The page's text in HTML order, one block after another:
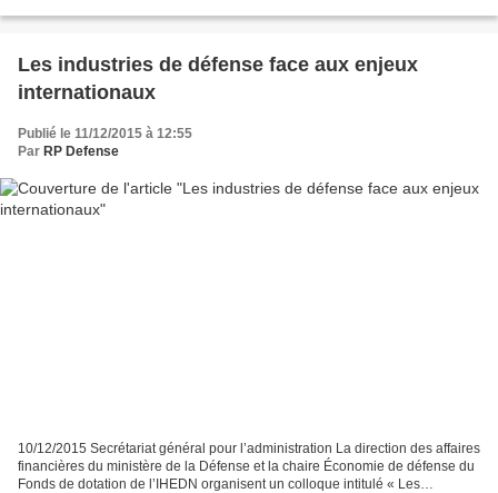
Les industries de défense face aux enjeux
internationaux
Publié le 11/12/2015 à 12:55
Par RP Defense
10/12/2015 Secrétariat général pour l’administration La direction des affaires
financières du ministère de la Défense et la chaire Économie de défense du
Fonds de dotation de l’IHEDN organisent un colloque intitulé « Les